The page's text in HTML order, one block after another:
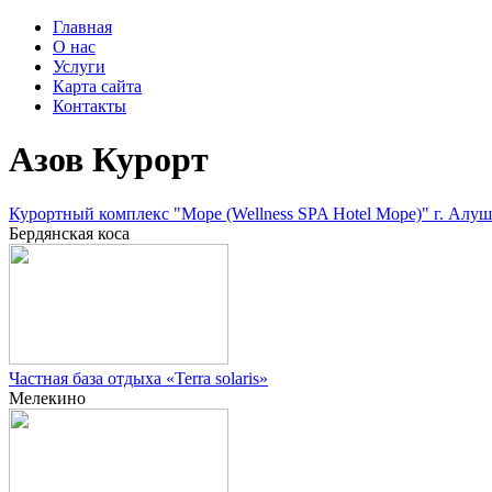
Главная
О нас
Услуги
Карта сайта
Контакты
Азов Курорт
Курортный комплекс "Море (Wellness SPA Hotel Море)" г.
Бердянская коса
Частная база отдыха «Terra solaris»
Мелекино